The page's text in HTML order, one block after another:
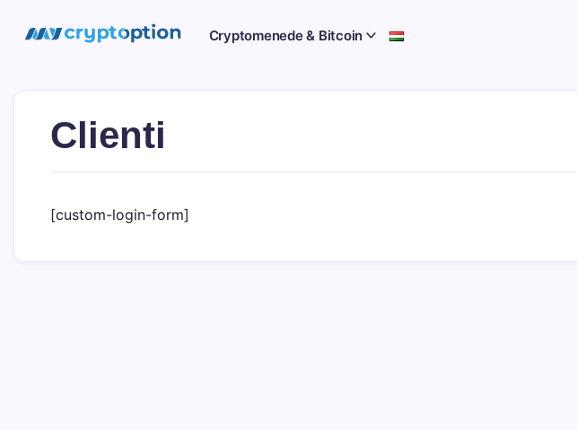
MyCryptOption
Forum!
Cryptomenede & Bitcoin
Clienti
[custom-login-form]